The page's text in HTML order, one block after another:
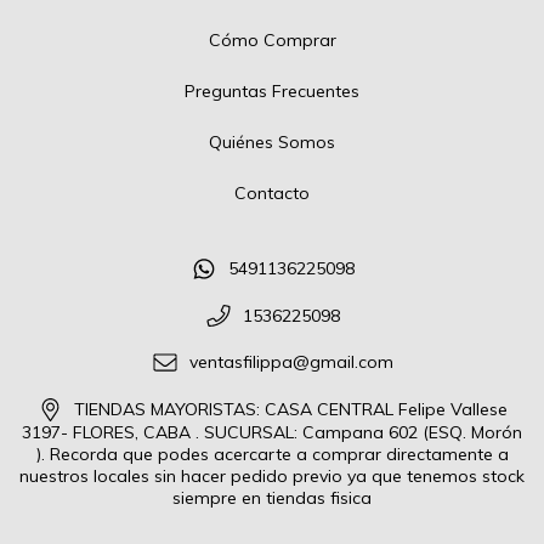
Cómo Comprar
Preguntas Frecuentes
Quiénes Somos
Contacto
5491136225098
1536225098
ventasfilippa@gmail.com
TIENDAS MAYORISTAS: CASA CENTRAL Felipe Vallese
3197- FLORES, CABA . SUCURSAL: Campana 602 (ESQ. Morón
). Recorda que podes acercarte a comprar directamente a
nuestros locales sin hacer pedido previo ya que tenemos stock
siempre en tiendas fisica